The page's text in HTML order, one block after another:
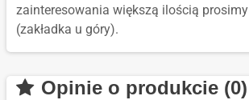
zainteresowania większą ilością
(zakładka u góry).
Opinie o produkcie (0)